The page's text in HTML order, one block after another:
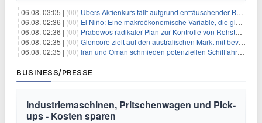
06.08. 03:05 | (00) Ubers Aktienkurs fällt aufgrund enttäuschender Buchungsprognose
06.08. 02:36 | (00) El Niño: Eine makroökonomische Variable, die globale Wirtschaftslandschaften umgestaltet
06.08. 02:36 | (00) Prabowos radikaler Plan zur Kontrolle von Rohstoffexporten steht vor konkurrierenden Visionen
06.08. 02:35 | (00) Glencore zielt auf den australischen Markt mit bevorstehendem Sekundärlisting
06.08. 02:35 | (00) Iran und Oman schmieden potenziellen Schifffahrtsvertrag im Hormuskanal
BUSINESS/PRESSE
Industriemaschinen, Pritschenwagen und Pick-
ups - Kosten sparen